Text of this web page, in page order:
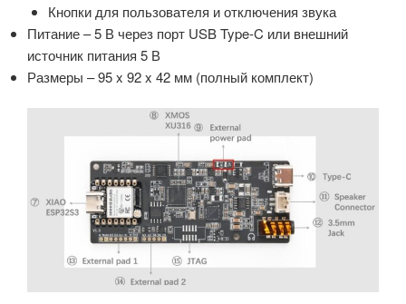
Кнопки для пользователя и отключения звука
Питание – 5 В через порт USB Type-C или внешний
источник питания 5 В
Размеры – 95 x 92 x 42 мм (полный комплект)